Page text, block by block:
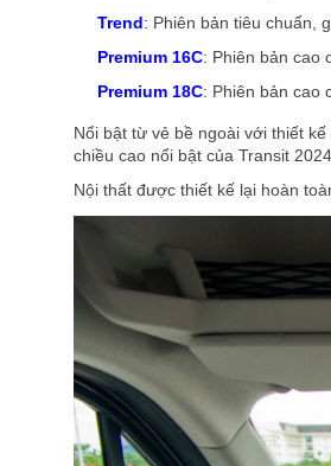
Trend: Phiên bản tiêu chuẩn,
Premium 16C: Phiên bản cao
Premium 18C: Phiên bản cao
Nổi bật từ vẻ bề ngoài với thiết
chiều cao nổi bật của Transit
Nội thất được thiết kế lại hoàn